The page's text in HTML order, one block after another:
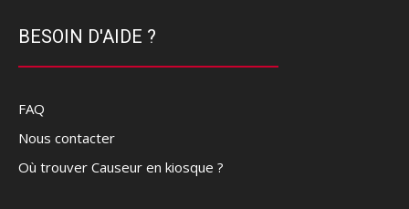
BESOIN D'AIDE ?
FAQ
Nous contacter
Où trouver Causeur en kiosque ?